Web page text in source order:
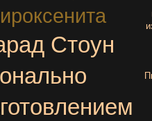
Стоун